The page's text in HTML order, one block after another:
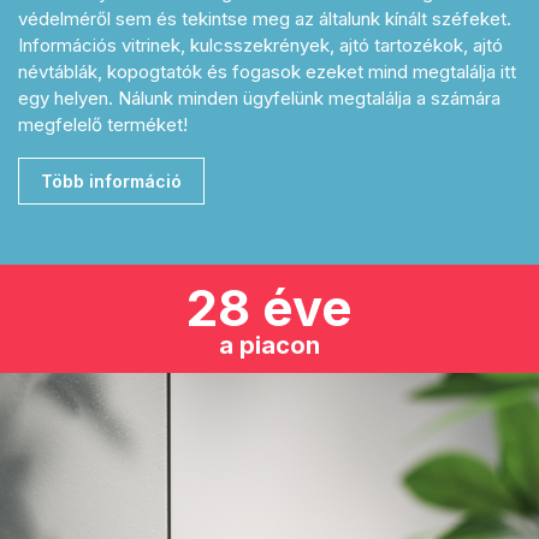
védelméről sem és tekintse meg az általunk kínált széfeket.
Információs vitrinek, kulcsszekrények, ajtó tartozékok, ajtó
névtáblák, kopogtatók és fogasok ezeket mind megtalálja itt
egy helyen. Nálunk minden ügyfelünk megtalálja a számára
megfelelő terméket!
Több információ
28 éve
a piacon